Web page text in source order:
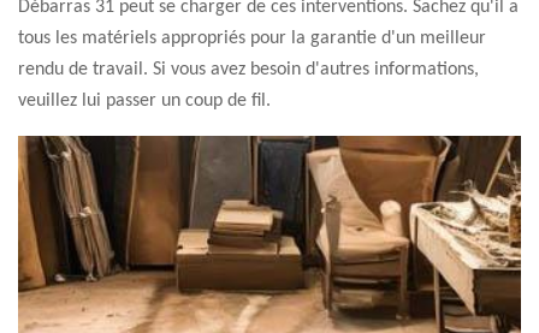
Débarras 31 peut se charger de ces interventions. Sachez qu'il a
tous les matériels appropriés pour la garantie d'un meilleur
rendu de travail. Si vous avez besoin d'autres informations,
veuillez lui passer un coup de fil.